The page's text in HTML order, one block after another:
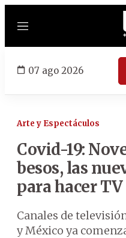
Menú
07 ago 2026
Arte y Espectáculos
Covid-19:
besos, las
para hacer TV
Canales de
y México ya